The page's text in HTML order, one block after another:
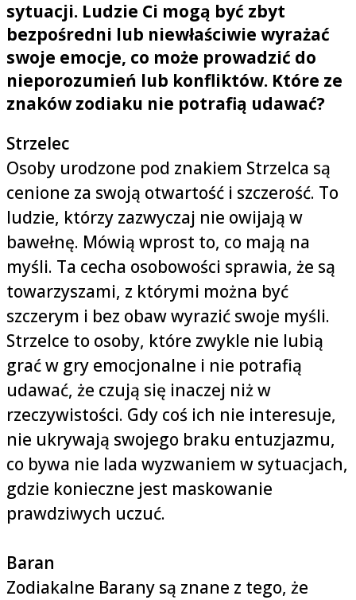
sytuacji. Ludzie Ci mogą być zbyt
bezpośredni lub niewłaściwie wyrażać
swoje emocje, co może prowadzić do
nieporozumień lub konfliktów. Które ze
znaków zodiaku nie potrafią udawać?
Strzelec
Osoby urodzone pod znakiem Strzelca są
cenione za swoją otwartość i szczerość. To
ludzie, którzy zazwyczaj nie owijają w
bawełnę. Mówią wprost to, co mają na
myśli. Ta cecha osobowości sprawia, że są
towarzyszami, z którymi można być
szczerym i bez obaw wyrazić swoje myśli.
Strzelce to osoby, które zwykle nie lubią
grać w gry emocjonalne i nie potrafią
udawać, że czują się inaczej niż w
rzeczywistości. Gdy coś ich nie interesuje,
nie ukrywają swojego braku entuzjazmu,
co bywa nie lada wyzwaniem w sytuacjach,
gdzie konieczne jest maskowanie
prawdziwych uczuć.
Baran
Zodiakalne Barany są znane z tego, że